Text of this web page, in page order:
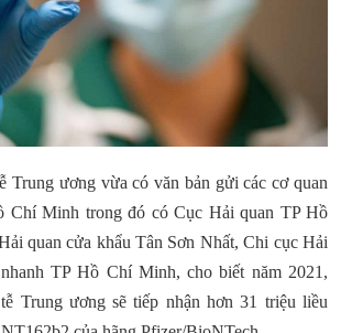
Trung ương vừa có văn bản gửi các cơ quan
Chí Minh trong đó có Cục Hải quan TP Hồ
quan cửa khẩu Tân Sơn Nhất, Chi cục Hải
TP Hồ Chí Minh, cho biết năm 2021,
Trung ương sẽ tiếp nhận hơn 31 triệu liều